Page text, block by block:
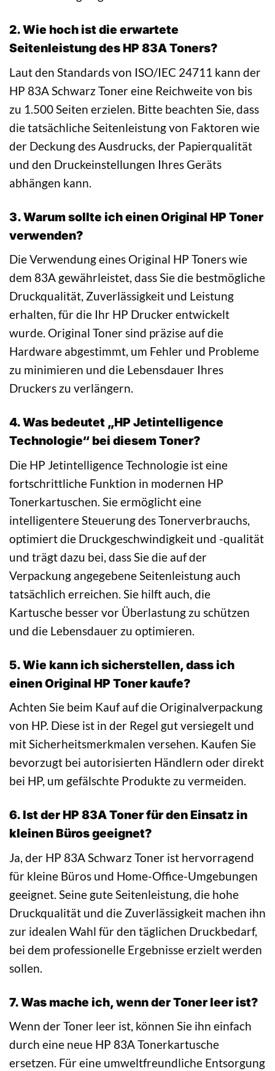
2. Wie hoch ist die erwartete
Seitenleistung des HP 83A Toners?
Laut den Standards von ISO/IEC 24711 kann der
HP 83A Schwarz Toner eine Reichweite von bis
zu 1.500 Seiten erzielen. Bitte beachten Sie, dass
die tatsächliche Seitenleistung von Faktoren wie
der Deckung des Ausdrucks, der Papierqualität
und den Druckeinstellungen Ihres Geräts
abhängen kann.
3. Warum sollte ich einen Original HP Toner
verwenden?
Die Verwendung eines Original HP Toners wie
dem 83A gewährleistet, dass Sie die bestmögliche
Druckqualität, Zuverlässigkeit und Leistung
erhalten, für die Ihr HP Drucker entwickelt
wurde. Original Toner sind präzise auf die
Hardware abgestimmt, um Fehler und Probleme
zu minimieren und die Lebensdauer Ihres
Druckers zu verlängern.
4. Was bedeutet „HP Jetintelligence
Technologie“ bei diesem Toner?
Die HP Jetintelligence Technologie ist eine
fortschrittliche Funktion in modernen HP
Tonerkartuschen. Sie ermöglicht eine
intelligentere Steuerung des Tonerverbrauchs,
optimiert die Druckgeschwindigkeit und -qualität
und trägt dazu bei, dass Sie die auf der
Verpackung angegebene Seitenleistung auch
tatsächlich erreichen. Sie hilft auch, die
Kartusche besser vor Überlastung zu schützen
und die Lebensdauer zu optimieren.
5. Wie kann ich sicherstellen, dass ich
einen Original HP Toner kaufe?
Achten Sie beim Kauf auf die Originalverpackung
von HP. Diese ist in der Regel gut versiegelt und
mit Sicherheitsmerkmalen versehen. Kaufen Sie
bevorzugt bei autorisierten Händlern oder direkt
bei HP, um gefälschte Produkte zu vermeiden.
6. Ist der HP 83A Toner für den Einsatz in
kleinen Büros geeignet?
Ja, der HP 83A Schwarz Toner ist hervorragend
für kleine Büros und Home-Office-Umgebungen
geeignet. Seine gute Seitenleistung, die hohe
Druckqualität und die Zuverlässigkeit machen ihn
zur idealen Wahl für den täglichen Druckbedarf,
bei dem professionelle Ergebnisse erzielt werden
sollen.
7. Was mache ich, wenn der Toner leer ist?
Wenn der Toner leer ist, können Sie ihn einfach
durch eine neue HP 83A Tonerkartusche
ersetzen. Für eine umweltfreundliche Entsorgung